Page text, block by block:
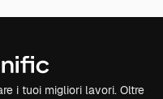
i tuoi migliori lavori. Oltre